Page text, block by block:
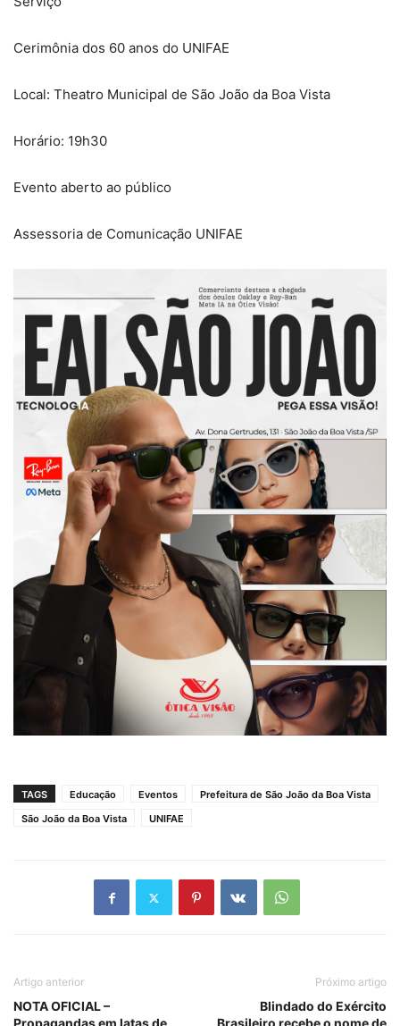
Cerimônia dos 60 anos do UNIFAE
Local: Theatro Municipal de São João da Boa Vista
Horário: 19h30
Evento aberto ao público
Assessoria de Comunicação UNIFAE
TAGS Educação Eventos
Prefeitura de São João da Boa Vista
São João da Boa Vista
UNIFAE
Artigo anterior
NOTA OFICIAL –
Propagandas em latas de
Próximo artigo
Blindado do Exército
Brasileiro recebe o nome de